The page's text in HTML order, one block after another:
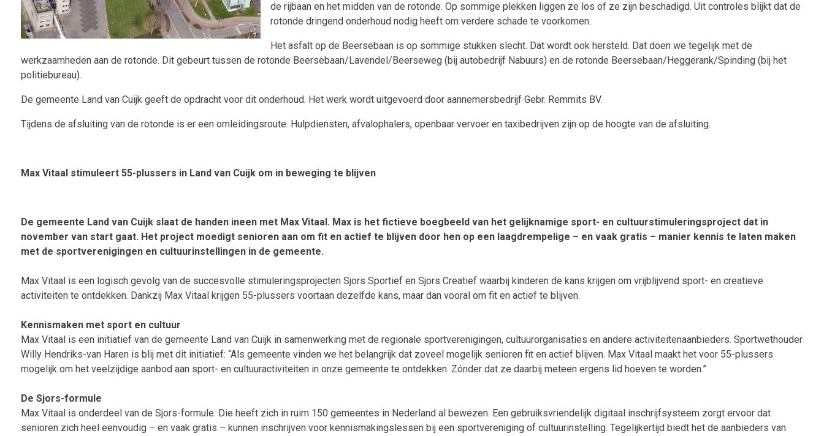
de rijbaan en het midden van de rotonde. Op sommige plekken liggen ze los of ze zijn beschadigd. Uit controles blijkt dat de
rotonde dringend onderhoud nodig heeft om verdere schade te voorkomen.
Het asfalt op de Beersebaan is op sommige stukken slecht. Dat wordt ook hersteld. Dat doen we tegelijk met de
werkzaamheden aan de rotonde. Dit gebeurt tussen de rotonde Beersebaan/Lavendel/Beerseweg (bij autobedrijf Nabuurs) en de rotonde Beersebaan/Heggerank/Spinding (bij het
politiebureau).
De gemeente Land van Cuijk geeft de opdracht voor dit onderhoud. Het werk wordt uitgevoerd door aannemersbedrijf Gebr. Remmits BV.
Tijdens de afsluiting van de rotonde is er een omleidingsroute. Hulpdiensten, afvalophalers, openbaar vervoer en taxibedrijven zijn op de hoogte van de afsluiting.
Max Vitaal stimuleert 55-plussers in Land van Cuijk om in beweging te blijven
De gemeente Land van Cuijk slaat de handen ineen met Max Vitaal. Max is het fictieve boegbeeld van het gelijknamige sport- en cultuurstimuleringsproject dat in
november van start gaat. Het project moedigt senioren aan om fit en actief te blijven door hen op een laagdrempelige – en vaak gratis – manier kennis te laten maken
met de sportverenigingen en cultuurinstellingen in de gemeente.
Max Vitaal is een logisch gevolg van de succesvolle stimuleringsprojecten Sjors Sportief en Sjors Creatief waarbij kinderen de kans krijgen om vrijblijvend sport- en creatieve
activiteiten te ontdekken. Dankzij Max Vitaal krijgen 55-plussers voortaan dezelfde kans, maar dan vooral om fit en actief te blijven.
Kennismaken met sport en cultuur
Max Vitaal is een initiatief van de gemeente Land van Cuijk in samenwerking met de regionale sportverenigingen, cultuurorganisaties en andere activiteitenaanbieders. Sportwethouder
Willy Hendriks-van Haren is blij met dit initiatief: “Als gemeente vinden we het belangrijk dat zoveel mogelijk senioren fit en actief blijven. Max Vitaal maakt het voor 55-plussers
mogelijk om het veelzijdige aanbod aan sport- en cultuuractiviteiten in onze gemeente te ontdekken. Zónder dat ze daarbij meteen ergens lid hoeven te worden.”
De Sjors-formule
Max Vitaal is onderdeel van de Sjors-formule. Die heeft zich in ruim 150 gemeentes in Nederland al bewezen. Een gebruiksvriendelijk digitaal inschrijfsysteem zorgt ervoor dat
senioren zich heel eenvoudig – en vaak gratis – kunnen inschrijven voor kennismakingslessen bij een sportvereniging of cultuurinstelling. Tegelijkertijd biedt het de aanbieders van